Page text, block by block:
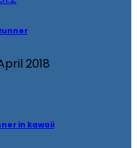
2018
in kawaii